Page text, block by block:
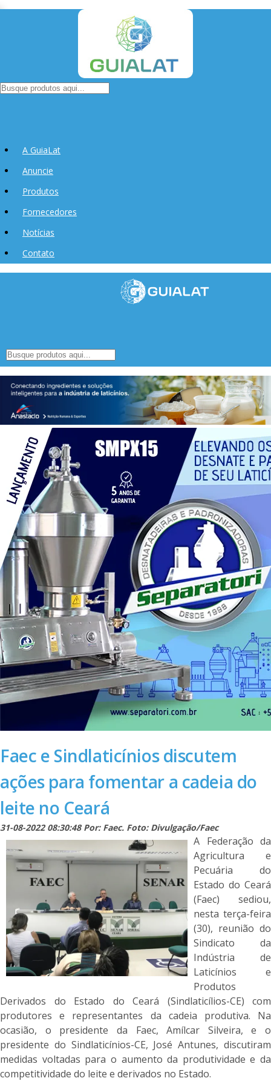
A GuiaLat
Anuncie
Produtos
Fornecedores
Notícias
Contato
Faec e Sindlaticínios discutem
ações para fomentar a cadeia do
leite no Ceará
31-08-2022 08:30:48 Por: Faec. Foto: Divulgação/Faec
A Federação da
Agricultura e
Pecuária do
Estado do Ceará
(Faec) sediou,
nesta terça-feira
(30), reunião do
Sindicato da
Indústria de
Laticínios e
Produtos
Derivados do Estado do Ceará (Sindlaticílios-CE) com
produtores e representantes da cadeia produtiva. Na
ocasião, o presidente da Faec, Amílcar Silveira, e o
presidente do Sindlaticínios-CE, José Antunes, discutiram
medidas voltadas para o aumento da produtividade e da
competitividade do leite e derivados no Estado.